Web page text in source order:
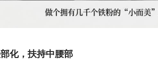
化，扶持中腰部